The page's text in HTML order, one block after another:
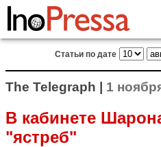
Статьи по дате
The Telegraph | 1
В кабинете
"ястреб"